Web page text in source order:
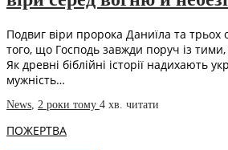
Подвиг віри пророка Даниїла та трьох
того, що Господь завжди поруч із тими,
Як древні біблійні історії надихають
мужність…
News, 2 роки тому 4 хв. читати
ПОЖЕРТВА